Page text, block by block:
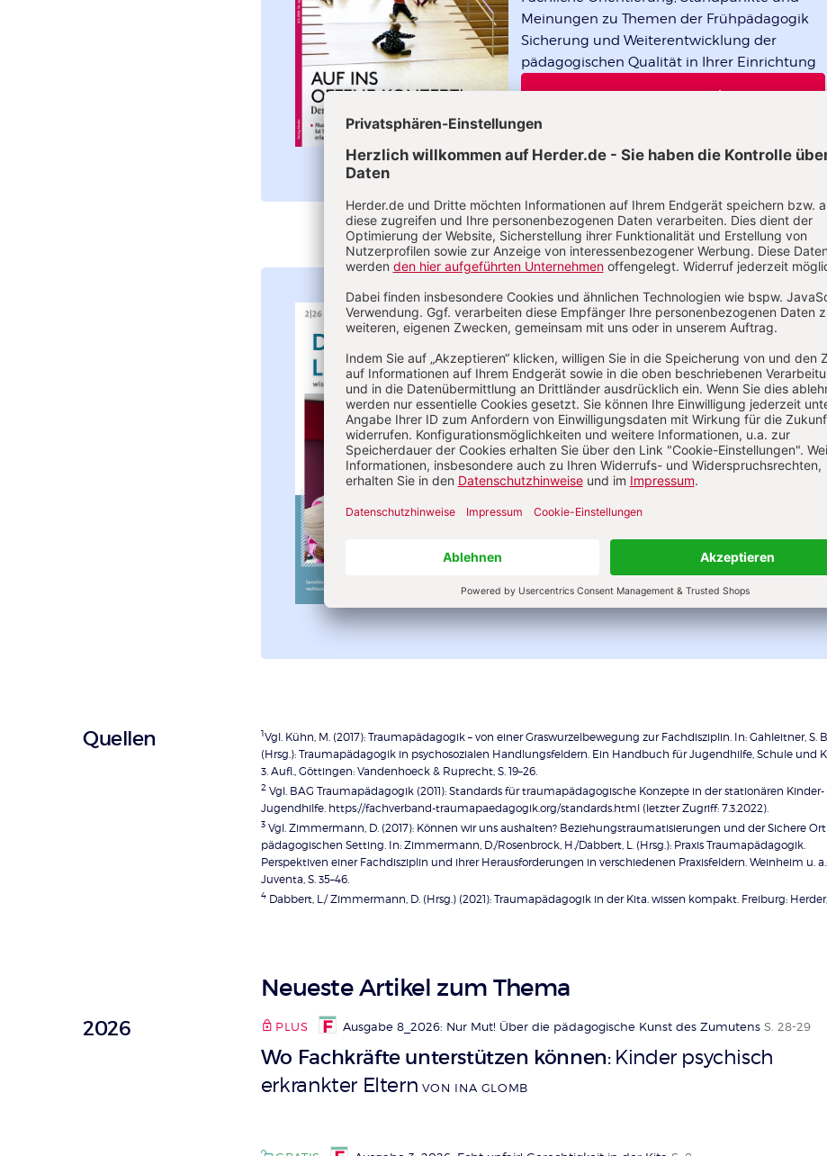
Meinungen zu Themen der Frühpädagogik
Sicherung und Weiterentwicklung der
pädagogischen Qualität in Ihrer Einrichtung
1 Ausgabe gratis
Das Leitungsheft im Abo
4 Ausgaben pro Jahr
Fundiertes Wissen und Arbeitsmethoden in
allen Leitungsaufgaben
Unterstützung für die Zusammenarbeit mit
Eltern, Team und Träger
Themen für die Leitungspraxis
Überschrift
Quellen 1Vgl. Kühn, M. (2017): Traumapädagogik – von einer Graswurzelbewegung zur Fachdisziplin. In: Gahleitner, S.
(Hrsg.): Traumapädagogik in psychosozialen Handlungsfeldern. Ein Handbuch für Jugendhilfe, Schule und
3. Aufl., Göttingen: Vandenhoeck & Ruprecht, S. 19–26.
2Vgl. BAG Traumapädagogik (2011): Standards für traumapädagogische Konzepte in der stationären
Jugendhilfe. https://fachverband-traumapaedagogik.org/standards.html (letzter Zugriff: 7.3.2022).
3Vgl. Zimmermann, D. (2017): Können wir uns aushalten? Beziehungstraumatisierungen und der Sichere
pädagogischen Setting. In: Zimmermann, D./Rosenbrock, H./Dabbert, L. (Hrsg.): Praxis Traumapädagogik.
Perspektiven einer Fachdisziplin und ihrer Herausforderungen in verschiedenen Praxisfeldern. Weinheim u.
Juventa, S. 35–46.
4Dabbert, L./ Zimmermann, D. (Hrsg.) (2021): Traumapädagogik in der Kita. wissen kompakt. Freiburg: Herder,
Neueste Artikel zum Thema
2026 PLUS Ausgabe 8_2026: Nur Mut! Über die pädagogische Kunst des Zumutens S. 28-29
Wo Fachkräfte unterstützen können: Kinder psychisch
erkrankter Eltern VON INA GLOMB